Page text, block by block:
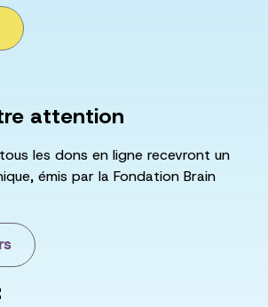
attention
les dons en ligne recevront un
émis par la Fondation Brain